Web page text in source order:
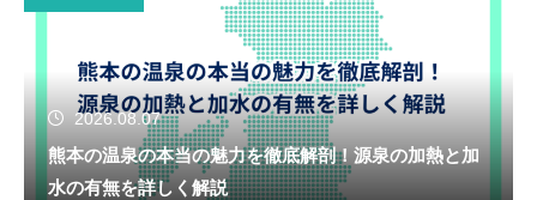
2026.08.07
熊本の温泉の本当の魅力を徹底解剖！源泉の加熱と加
水の有無を詳しく解説